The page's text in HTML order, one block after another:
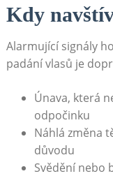
Kdy
Alarmující signály
padání vlasů je
Únava, která
odpočinku
Náhlá změna
důvodu
Svědění nebo